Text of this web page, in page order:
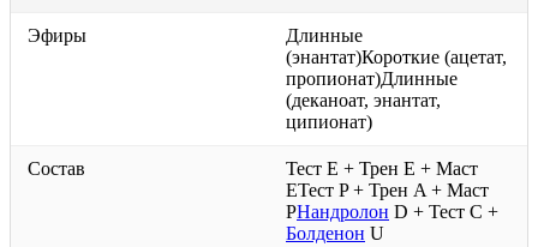
Эфиры
Длинные
(энантат)Короткие (ацетат,
пропионат)Длинные
(деканоат, энантат,
ципионат)
Состав
Тест E + Трен E + Маст
EТест P + Трен A + Маст
PНандролон D + Тест C +
Болденон U